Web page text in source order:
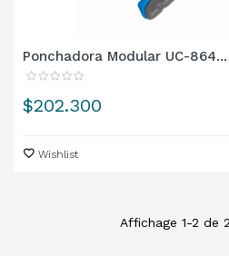
Ponchadora Modular UC-864...
Precio
$202.300
Wishlist
Affichage 1-2 de